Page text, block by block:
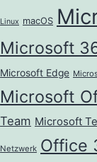
Linux macOS
Microsoft
Microsoft Edge
Microsoft
Team Microsoft
Netzwerk Office